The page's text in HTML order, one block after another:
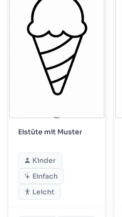
Eistüte mit Muster
Kinder
Einfach
Leicht